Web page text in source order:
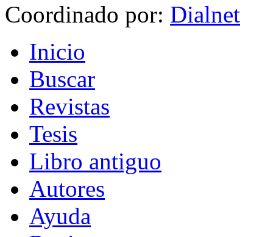
Coordinado por:
Inicio
Buscar
Revistas
Tesis
Libro antiguo
Autores
Ayuda